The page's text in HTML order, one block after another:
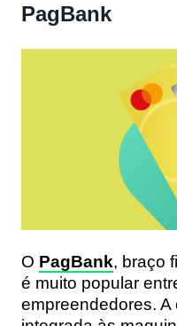
PagBank
O PagBank, braço
é muito popular
empreendedores. A